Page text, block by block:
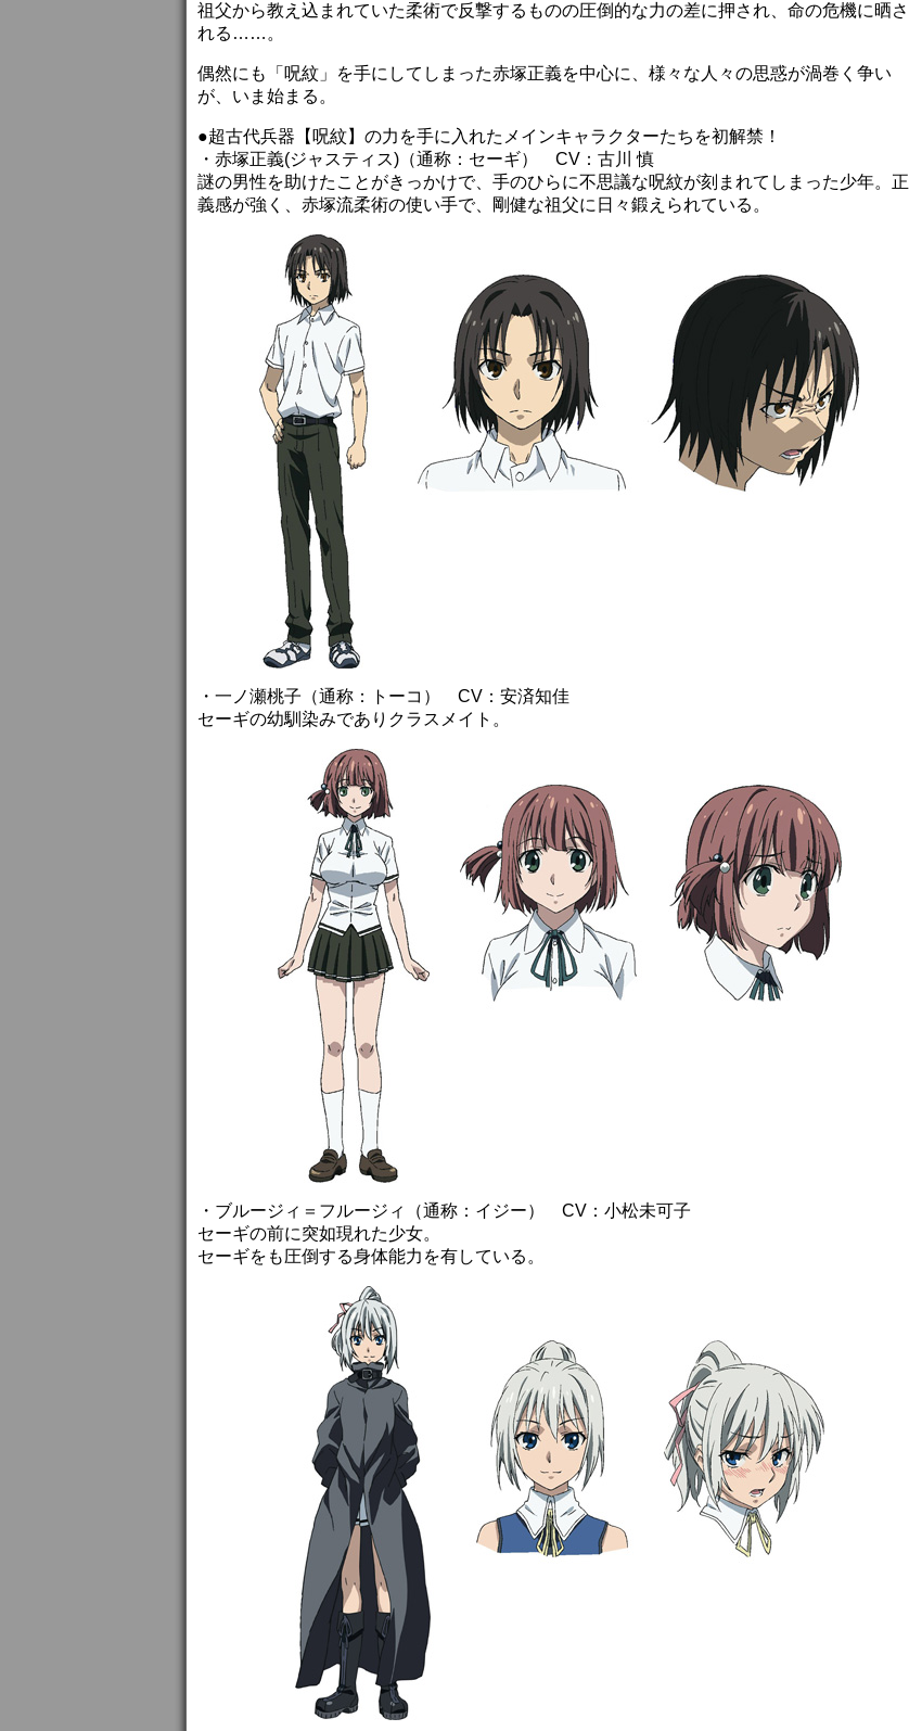
祖父から教え込まれていた柔術で反撃するものの圧倒的な力の差に押され、命の危機に晒さ
れる……。
偶然にも「呪紋」を手にしてしまった赤塚正義を中心に、様々な人々の思惑が渦巻く争い
が、いま始まる。
●超古代兵器【呪紋】の力を手に入れたメインキャラクターたちを初解禁！
・赤塚正義(ジャスティス)（通称：セーギ） CV：古川 慎
謎の男性を助けたことがきっかけで、手のひらに不思議な呪紋が刻まれてしまった少年。正
義感が強く、赤塚流柔術の使い手で、剛健な祖父に日々鍛えられている。
・一ノ瀬桃子（通称：トーコ） CV：安済知佳
セーギの幼馴染みでありクラスメイト。
・ブルージィ＝フルージィ（通称：イジー） CV：小松未可子
セーギの前に突如現れた少女。
セーギをも圧倒する身体能力を有している。